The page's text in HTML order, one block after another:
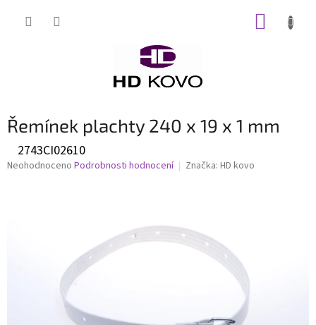
Řemínek plachty 240 x 19 x 1 mm
2743CI02610
Průměrné
Neohodnoceno Podrobnosti hodnocení Značka: HD kovo